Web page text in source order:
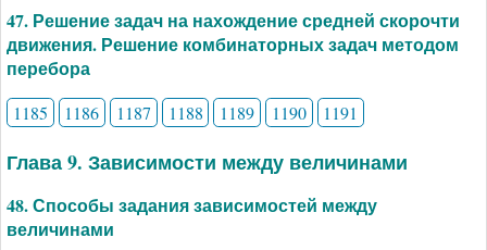
47. Решение задач на нахождение средней скорочти
движения. Решение комбинаторных задач методом
перебора
1185 1186 1187 1188 1189 1190 1191
Глава 9. Зависимости между величинами
48. Способы задания зависимостей между
величинами